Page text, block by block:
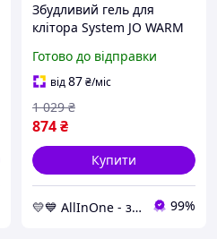
Збудливий гель для
клітора System JO WARM
Папайя
Готово до відправки
від87₴/міс
874₴
1 029 ₴
Купити
💛💙 AllInOne - знаходь все необхідне в одному магазині! 99%